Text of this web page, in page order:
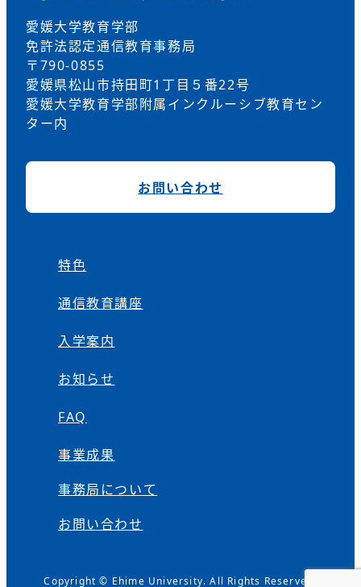
愛媛大学教育学部
免許法認定通信教育事務局
〒790-0855
愛媛県松山市持田町1丁目５番22号
愛媛大学教育学部附属インクルーシブ教育セン
ター内
お問い合わせ
特色
通信教育講座
入学案内
お知らせ
FAQ
事業成果
事務局について
お問い合わせ
Copyright © Ehime University. All Rights Reserved.